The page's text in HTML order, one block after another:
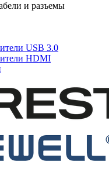
и разъемы
USB 3.0
HDMI